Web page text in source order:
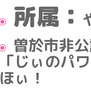
所属：
曽於市非公
「じぃのパ
ほぃ！